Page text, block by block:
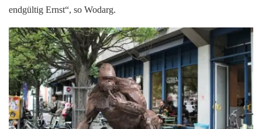
endgültig Ernst“, so Wodarg.